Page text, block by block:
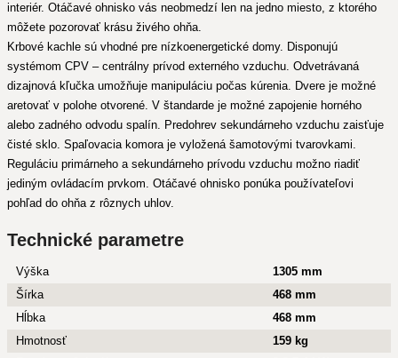
interiér. Otáčavé ohnisko vás neobmedzí len na jedno miesto, z ktorého
môžete pozorovať krásu živého ohňa.
Krbové kachle sú vhodné pre nízkoenergetické domy. Disponujú
systémom CPV – centrálny prívod externého vzduchu. Odvetrávaná
dizajnová kľučka umožňuje manipuláciu počas kúrenia. Dvere je možné
aretovať v polohe otvorené. V štandarde je možné zapojenie horného
alebo zadného odvodu spalín. Predohrev sekundárneho vzduchu zaisťuje
čisté sklo. Spaľovacia komora je vyložená šamotovými tvarovkami.
Reguláciu primárneho a sekundárneho prívodu vzduchu možno riadiť
jediným ovládacím prvkom. Otáčavé ohnisko ponúka používateľovi
pohľad do ohňa z rôznych uhlov.
Technické parametre
Výška
1305 mm
Šírka
468 mm
Hĺbka
468 mm
Hmotnosť
159 kg